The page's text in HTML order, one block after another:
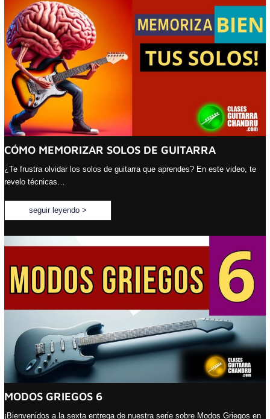
CÓMO MEMORIZAR SOLOS DE GUITARRA
¿Te frustra olvidar los solos de guitarra que aprendes? En este video, te
revelo técnicas…
seguir leyendo >
MODOS GRIEGOS 6
¡Bienvenidos a la sexta entrega de nuestra serie sobre Modos Griegos en